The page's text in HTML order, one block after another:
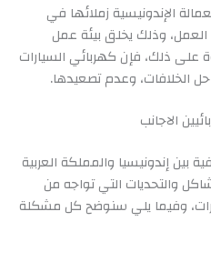
الإندونيسية زملائها في
وذلك يخلق بيئة عمل
على ذلك، فإن كهربائي السيارات
الخلافات، وعدم تصعيدها.
الاجانب
بين إندونيسيا والمملكة العربية
والتحديات التي تواجه من
وفيما يلي سنوضح كل مشكلة